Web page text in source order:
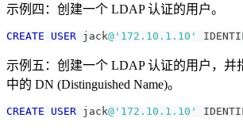
示例四：创建一个 LDAP 认证的用户。
CREATE USER jack@'172.10.1.10'
示例五：创建一个 LDAP 认证的用户，并
中的 DN (Distinguished Name)。
CREATE USER jack@'172.10.1.10'